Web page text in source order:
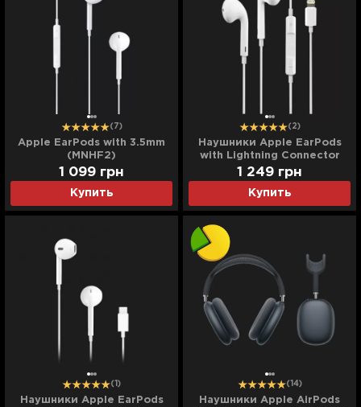
(7)
Apple EarPods with 3.5mm
(MNHF2)
Купить
1 099 грн
(2)
Наушники Apple EarPods
with Lightning Connector
(MWTY3)
Купить
1 249 грн
(1)
Наушники Apple EarPods
(14)
Наушники Apple AirPods